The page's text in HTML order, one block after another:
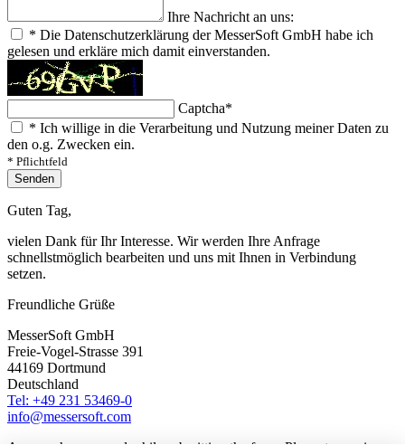
Ihre Nachricht an uns:
* Die Datenschutzerklärung der MesserSoft GmbH habe ich
gelesen und erkläre mich damit einverstanden.
Captcha*
* Ich willige in die Verarbeitung und Nutzung meiner Daten zu
den o.g. Zwecken ein.
* Pflichtfeld
Senden
Guten Tag,
vielen Dank für Ihr Interesse. Wir werden Ihre Anfrage
schnellstmöglich bearbeiten und uns mit Ihnen in Verbindung
setzen.
Freundliche Grüße
MesserSoft GmbH
Freie-Vogel-Strasse 391
44169 Dortmund
Deutschland
Tel: +49 231 53469-0
info@messersoft.com